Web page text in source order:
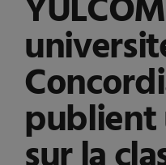
publient